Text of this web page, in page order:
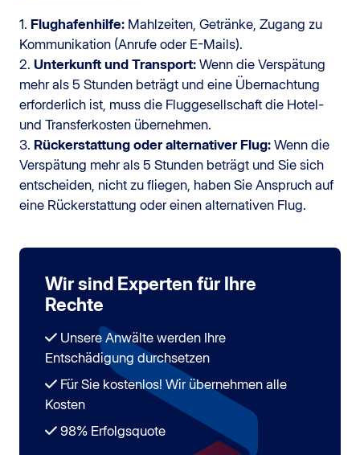
1. Flughafenhilfe: Mahlzeiten, Getränke, Zugang zu
Kommunikation (Anrufe oder E-Mails).
2. Unterkunft und Transport: Wenn die Verspätung
mehr als 5 Stunden beträgt und eine Übernachtung
erforderlich ist, muss die Fluggesellschaft die Hotel-
und Transferkosten übernehmen.
3. Rückerstattung oder alternativer Flug: Wenn die
Verspätung mehr als 5 Stunden beträgt und Sie sich
entscheiden, nicht zu fliegen, haben Sie Anspruch auf
eine Rückerstattung oder einen alternativen Flug.
Wir sind Experten für Ihre
Rechte
Unsere Anwälte werden Ihre
Entschädigung durchsetzen
Für Sie kostenlos! Wir übernehmen alle
Kosten
98% Erfolgsquote